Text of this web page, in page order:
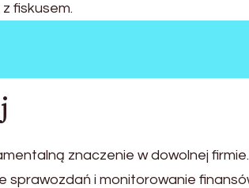
fiskusem.
znaczenie w dowolnej
i monitorowanie